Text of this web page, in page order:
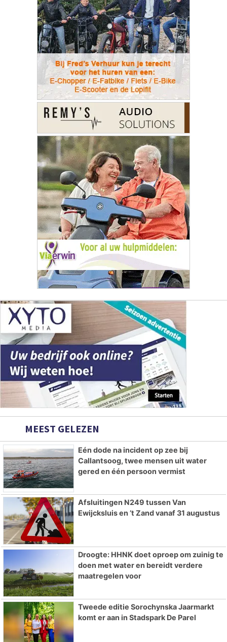
MEEST GELEZEN
Eén dode na incident op zee bij
Callantsoog, twee mensen uit water
gered en één persoon vermist
Afsluitingen N249 tussen Van
Ewijcksluis en ’t Zand vanaf 31 augustus
Droogte: HHNK doet oproep om zuinig te
doen met water en bereidt verdere
maatregelen voor
Tweede editie Sorochynska Jaarmarkt
komt er aan in Stadspark De Parel